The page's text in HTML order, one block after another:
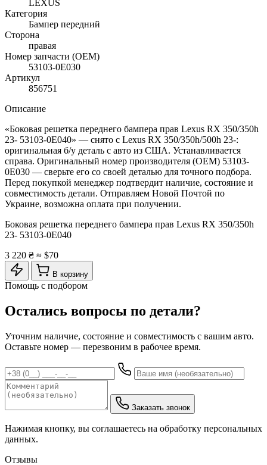
LEXUS
Категория
Бампер передний
Сторона
правая
Номер запчасти (OEM)
53103-0E030
Артикул
856751
Описание
«Боковая решетка переднего бампера прав Lexus RX 350/350h
23- 53103-0E040» — снято с Lexus RX 350/350h/500h 23-:
оригинальная б/у деталь с авто из США. Устанавливается
справа. Оригинальный номер производителя (OEM) 53103-
0E030 — сверьте его со своей деталью для точного подбора.
Перед покупкой менеджер подтвердит наличие, состояние и
совместимость детали. Отправляем Новой Почтой по
Украине, возможна оплата при получении.
Боковая решетка переднего бампера прав Lexus RX 350/350h
23- 53103-0E040
3 220 ₴ ≈ $70
В корзину
Помощь с подбором
Остались вопросы по детали?
Уточним наличие, состояние и совместимость с вашим авто.
Оставьте номер — перезвоним в рабочее время.
Заказать звонок
Нажимая кнопку, вы соглашаетесь на обработку персональных
данных.
Отзывы